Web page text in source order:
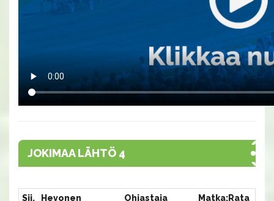
JOKIMAA LÄHTÖ 4
Sij. Hevonen Ohjastaja Matka:Rata